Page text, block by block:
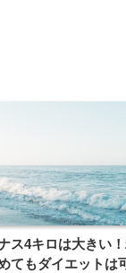
ス4キロは大きい
てもダイエットは